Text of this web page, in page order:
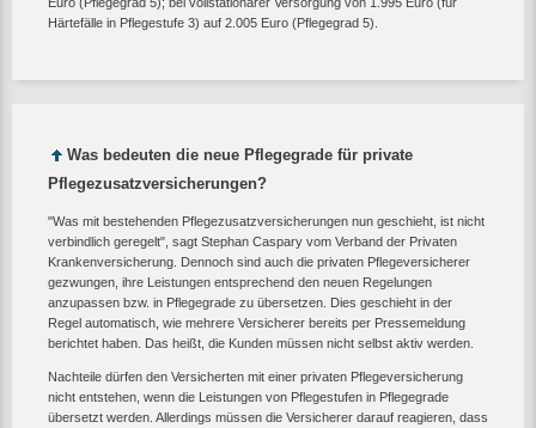
Härtefälle in Pflegestufe 3) auf 2.005 Euro (Pflegegrad 5).
Was bedeuten die neue Pflegegrade für private
Pflegezusatzversicherungen?
"Was mit bestehenden Pflegezusatzversicherungen nun geschieht, ist nicht
verbindlich geregelt", sagt Stephan Caspary vom Verband der Privaten
Krankenversicherung. Dennoch sind auch die privaten Pflegeversicherer
gezwungen, ihre Leistungen entsprechend den neuen Regelungen
anzupassen bzw. in Pflegegrade zu übersetzen. Dies geschieht in der
Regel automatisch, wie mehrere Versicherer bereits per Pressemeldung
berichtet haben. Das heißt, die Kunden müssen nicht selbst aktiv werden.
Nachteile dürfen den Versicherten mit einer privaten Pflegeversicherung
nicht entstehen, wenn die Leistungen von Pflegestufen in Pflegegrade
übersetzt werden. Allerdings müssen die Versicherer darauf reagieren, dass